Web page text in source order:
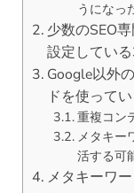
うになっ
少数のSEO
設定してい
Google以外
ドを使って
重複コン
メタキー
活する可
メタキーワ